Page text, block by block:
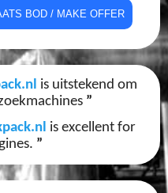
is uitstekend om
”
is excellent for
”